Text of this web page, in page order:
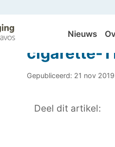
Nieuws
cigarette-
Gepubliceerd: 21 nov 2019
Deel dit artikel: